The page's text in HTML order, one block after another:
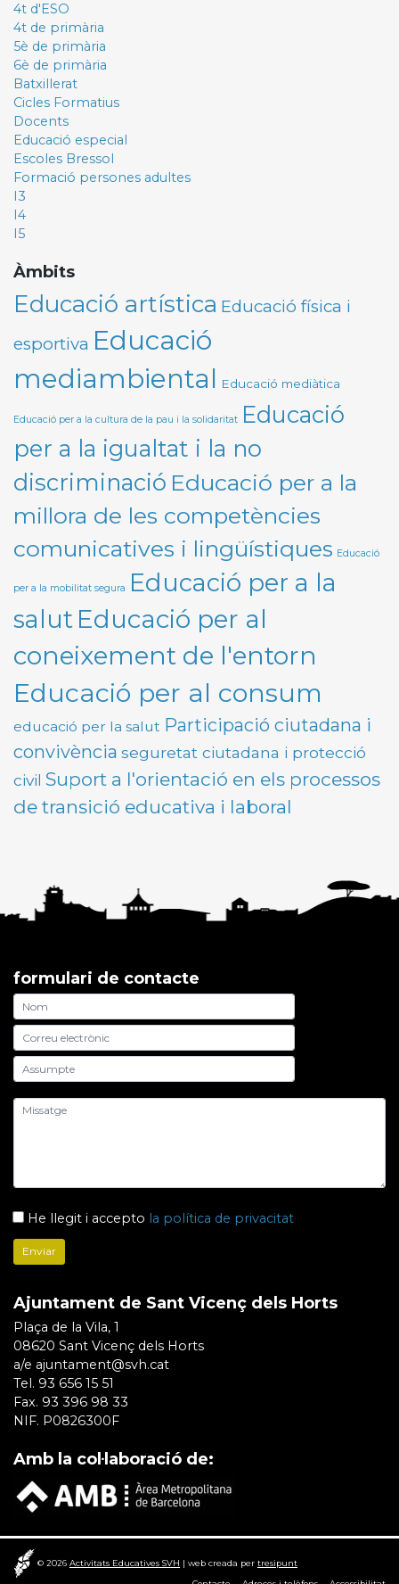
4t d'ESO
4t de primària
5è de primària
6è de primària
Batxillerat
Cicles Formatius
Docents
Educació especial
Escoles Bressol
Formació persones adultes
I3
I4
I5
Àmbits
Educació artística Educació física i
esportiva Educació
mediambiental Educació mediàtica
Educació per a la cultura de la pau i la solidaritat Educació
per a la igualtat i la no
discriminació Educació per a la
millora de les competències
comunicatives i lingüístiques Educació
per a la mobilitat segura
Educació per a la
salut Educació per al
coneixement de l'entorn
Educació per al consum
educació per la salut Participació ciutadana i
convivència seguretat ciutadana i protecció
civil Suport a l'orientació en els processos
de transició educativa i laboral
formulari de contacte
He llegit i accepto la política de privacitat
Ajuntament de Sant Vicenç dels Horts
Plaça de la Vila, 1
08620 Sant Vicenç dels Horts
a/e ajuntament@svh.cat
Tel. 93 656 15 51
Fax. 93 396 98 33
NIF. P0826300F
Amb la col·laboració de:
© 2026 Activitats Educatives SVH | web creada per tresipunt